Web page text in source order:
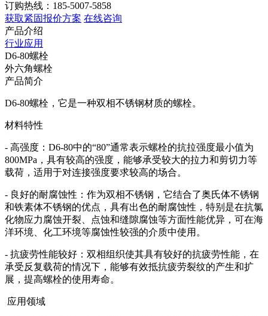
订购热线：185-5007-5858
获取紧固报价方案 在线咨询
产品介绍
行业应用
​D6-80螺栓
外六角螺栓
产品简介
D6-80螺栓，它是一种双相不锈钢材质的螺栓。
材料特性
- 高强度：D6-80中的“80”通常表示螺栓的抗拉强度最小值为
800MPa，具有较高的强度，能够承受较大的拉力和剪切力等
载荷，适用于对连接强度要求较高的场合。
- 良好的耐腐蚀性：作为双相不锈钢，它结合了奥氏体不锈钢
和铁素体不锈钢的优点，具有出色的耐腐蚀性，特别是在抗氯
化物应力腐蚀开裂、点蚀和缝隙腐蚀等方面性能优异，可在海
洋环境、化工环境等腐蚀性较强的介质中使用。
- 抗疲劳性能较好：双相组织使其具有较好的抗疲劳性能，在
承受反复载荷的情况下，能够有效抵抗疲劳裂纹的产生和扩
展，提高螺栓的使用寿命。
应用领域